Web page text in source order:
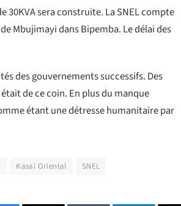
30KVA sera construite. La SNEL compte
Mbujimayi dans Bipemba. Le délai des
des gouvernements successifs. Des
de ce coin. En plus du manque
étant une détresse humanitaire par
Kasaï Oriental SNEL